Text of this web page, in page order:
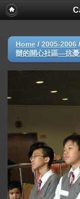
Home / 2005-2006 /
辦的開心社區—抗